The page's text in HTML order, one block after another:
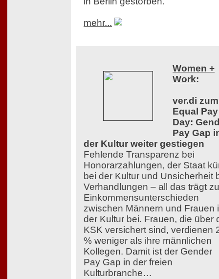
mehr...
Women +
Work:
ver.di zum
Equal Pay
Day:
Pay Gap
der Kultur weiter gestiegen
Fehlende Transparenz bei
Honorarzahlungen, der Staat
bei der Kultur und Unsicherheit
Verhandlungen – all das trägt zu
Einkommensunterschieden
zwischen Männern und Frauen
der Kultur bei. Frauen, die über
KSK versichert sind, verdienen
% weniger als ihre männlichen
Kollegen. Damit ist der Gender
Pay Gap in der freien
Kulturbranche…